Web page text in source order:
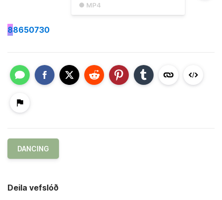
● MP4
88650730
DANCING
Deila vefslóð